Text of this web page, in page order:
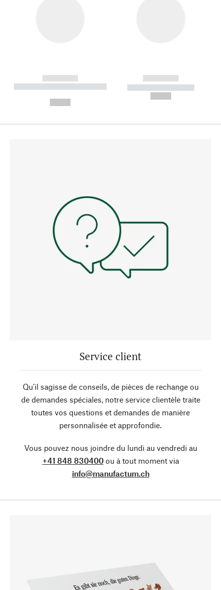
------------
----------- ----------- --------
------------
----------- -----------
Service client
Qu’il sagisse de conseils, de pièces de rechange ou
de demandes spéciales, notre service clientèle traite
toutes vos questions et demandes de manière
personnalisée et approfondie.
Vous pouvez nous joindre du lundi au vendredi au
+41 848 830400ou à tout moment via
info@manufactum.ch